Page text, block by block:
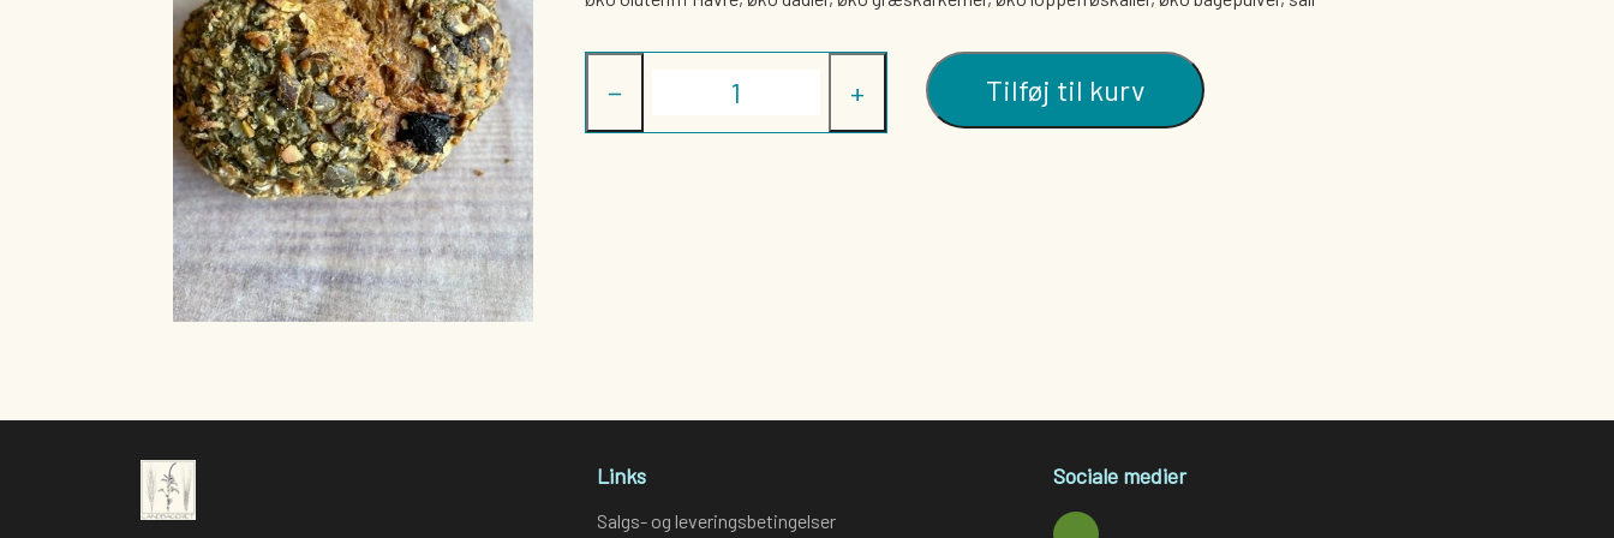
DRIKKEVARER
VOELKEL OG BEUTELSBACHER
DIVERSE DRIKKEVARER
SØBOGAARDSAFT
PLANTEDRIKKE - OG FLØDE
KAFFE/TE/VAND
PASTA
− + Tilføj til kurv
Links
Salgs- og leveringsbetingelser
Sociale medier